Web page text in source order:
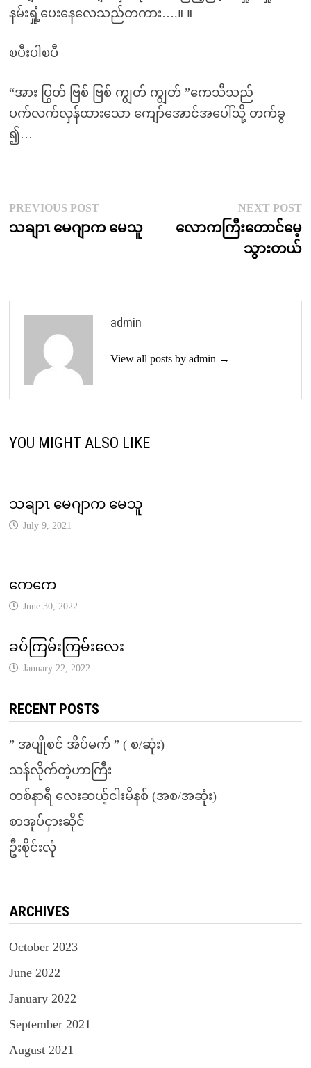
နမ်းရှုံ့ပေးနေလေသည်တကား….။ ။
ၿပီးပါၿပီ
“အား ပြွတ် ဗြစ် ဗြစ် ကျွတ် ကျွတ် ”ကေသီသည်
ပက်လက်လှန်ထားသော ကျော်အောင်အပေါ်သို့ တက်ခွ
၍…
Post
navigation
PREVIOUS POSTPrevious
post:
သချာၤ မေဂျာက မေသူ
NEXT POST
လောကကြီးတောင်မေ့
သွားတယ်
admin
View all posts by admin →
YOU MIGHT ALSO LIKE
သချာၤ မေဂျာက မေသူ
July 9, 2021
ကေကေ
June 30, 2022
ခပ်ကြမ်းကြမ်းလေး
January 22, 2022
RECENT POSTS
” အပျိုစင် အိပ်မက် ” ( စ/ဆုံး)
သန်လိုက်တဲ့ဟာကြီး
တစ်နာရီ လေးဆယ့်ငါးမိနစ် (အစ/အဆုံး)
စာအုပ်ငှားဆိုင်
ဦးစိုင်းလုံ
ARCHIVES
October 2023
June 2022
January 2022
September 2021
August 2021